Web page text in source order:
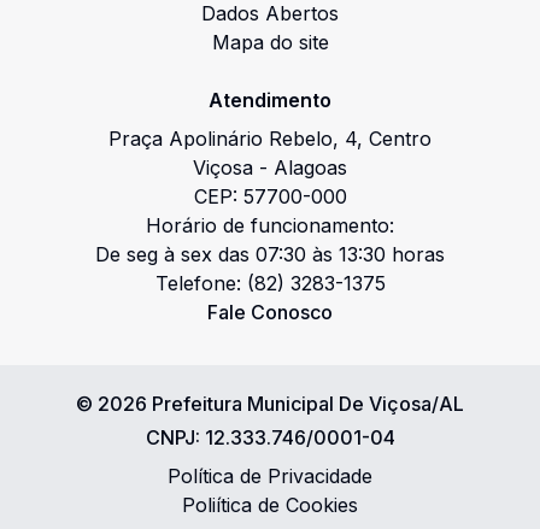
Dados Abertos
Mapa do site
Atendimento
Praça Apolinário Rebelo, 4, Centro
Viçosa - Alagoas
CEP: 57700-000
Horário de funcionamento:
De seg à sex das 07:30 às 13:30 horas
Telefone: (82) 3283-1375
Fale Conosco
© 2026 Prefeitura Municipal De Viçosa/AL
CNPJ: 12.333.746/0001-04
Política de Privacidade
Poliítica de Cookies